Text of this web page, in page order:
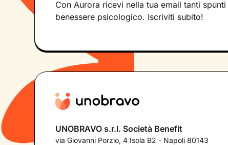
Con Aurora ricevi nella tua email tanti
benessere psicologico. Iscriviti subito!
UNOBRAVO s.r.l. Società Benefit
via Giovanni Porzio, 4 Isola B2 - Napoli 80143